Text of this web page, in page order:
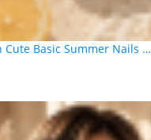
Cute Basic Summer Nails …